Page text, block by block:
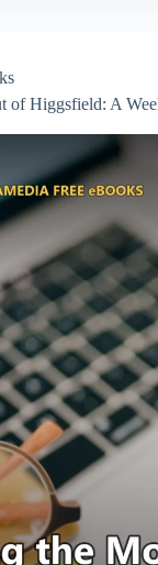
of Higgsfield: A